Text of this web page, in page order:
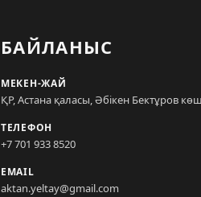
БАЙЛАНЫС
МЕКЕН-ЖАЙ
ҚР, Астана қаласы, Әбікен Бектұров
ТЕЛЕФОН
+7 701 933 8520
EMAIL
aktan.yeltay@gmail.com